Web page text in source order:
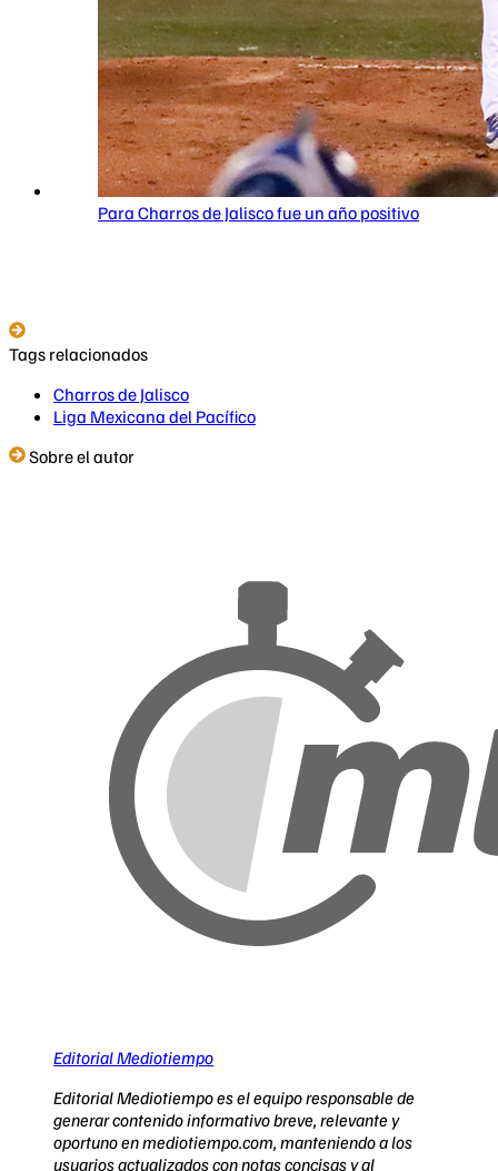
Para Charros de Jalisco fue un año positivo
Tags relacionados
Charros de Jalisco
Liga Mexicana del Pacífico
Sobre el autor
Editorial Mediotiempo
Editorial Mediotiempo es el equipo responsable de
generar contenido informativo breve, relevante y
oportuno en mediotiempo.com, manteniendo a los
usuarios actualizados con notas concisas y al